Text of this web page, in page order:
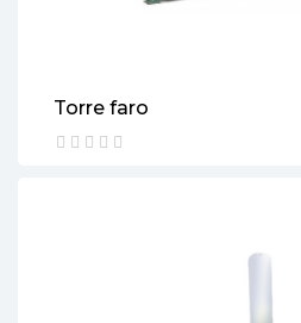
Torre faro